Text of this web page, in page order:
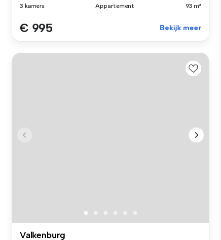
3 kamers Appartement 93 m²
€ 995 Bekijk meer
Valkenburg